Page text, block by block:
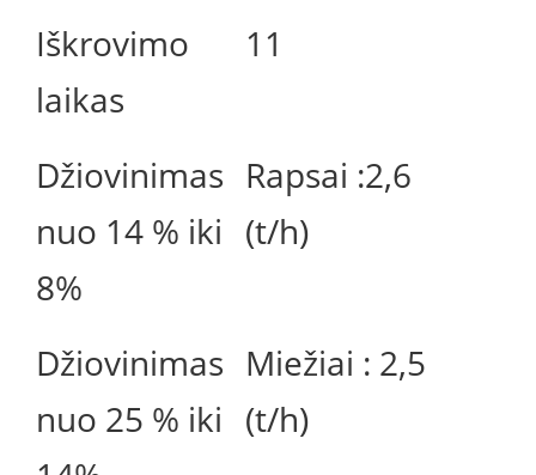
Iškrovimo
laikas
11
Džiovinimas
nuo 14 % iki
8%
Rapsai :2,6
(t/h)
Džiovinimas
nuo 25 % iki
Miežiai : 2,5
(t/h)